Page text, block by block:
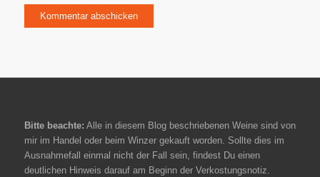
Bitte beachte: Alle in diesem Blog beschriebenen Weine sind von
mir im Handel oder beim Winzer gekauft worden. Sollte dies im
Ausnahmefall einmal nicht der Fall sein, findest Du einen
deutlichen Hinweis darauf am Beginn der Verkostungsnotiz.